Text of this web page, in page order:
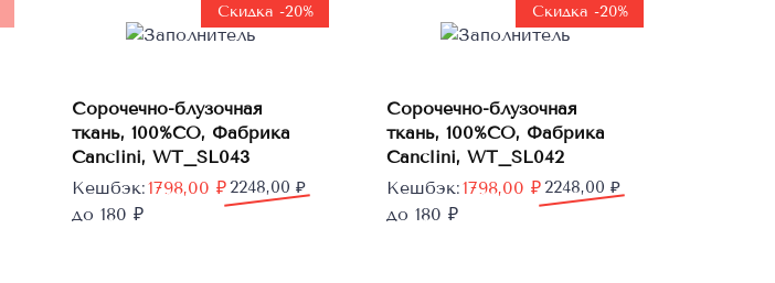
корзину
Скидка -20%
Сорочечно-блузочная
ткань, 100%CO, Фабрика
Canclini, WT_SL043
2248,00 ₽
Первоначальная
цена
1798,00 ₽
Текущая
цена:
Кешбэк:
до 180 ₽
корзину
Скидка -20%
Сорочечно-блузочная
ткань, 100%CO, Фабрика
Canclini, WT_SL042
2248,00 ₽
Первоначальная
цена
1798,00 ₽
Текущая
цена:
Кешбэк:
до 180 ₽